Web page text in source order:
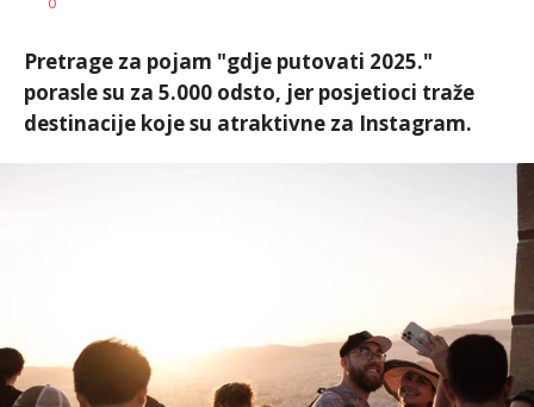
0
Pretrage za pojam "gdje putovati 2025."
porasle su za 5.000 odsto, jer posjetioci traže
destinacije koje su atraktivne za Instagram.